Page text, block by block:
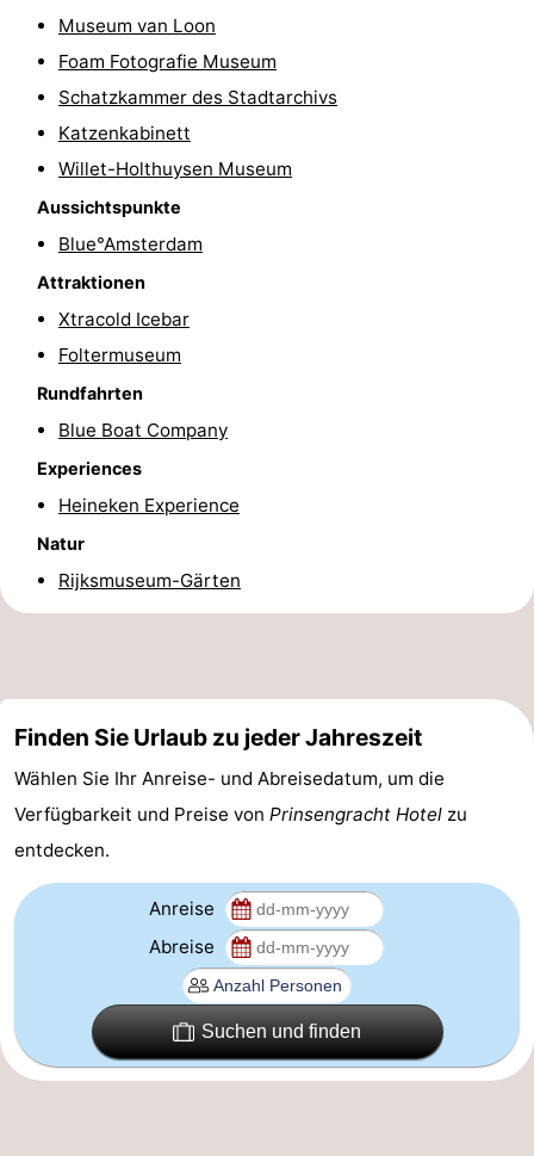
Städte
Sport
Radfahren
Wandern
Unterhaltung
Nachtleben
Essen
und
Einkäufen
Märkte
Spezial
Homohauptstadt
Rotlichtviertel
Geschichte
Stadt
Zentrum
und
Stadtviertel
Museum van Loon
Foam Fotografie Museum
Schatzkammer des Stadtarchivs
Katzenkabinett
Willet-Holthuysen Museum
Aussichtspunkte
Blue°Amsterdam
Attraktionen
Xtracold Icebar
Foltermuseum
Rundfahrten
Blue Boat Company
Experiences
Heineken Experience
Natur
Rijksmuseum-Gärten
Finden Sie Urlaub zu jeder Jahreszeit
Wählen Sie Ihr Anreise- und Abreisedatum, um die
Verfügbarkeit und Preise von Prinsengracht Hotel zu
entdecken.
Anreise
Abreise
Suchen und finden